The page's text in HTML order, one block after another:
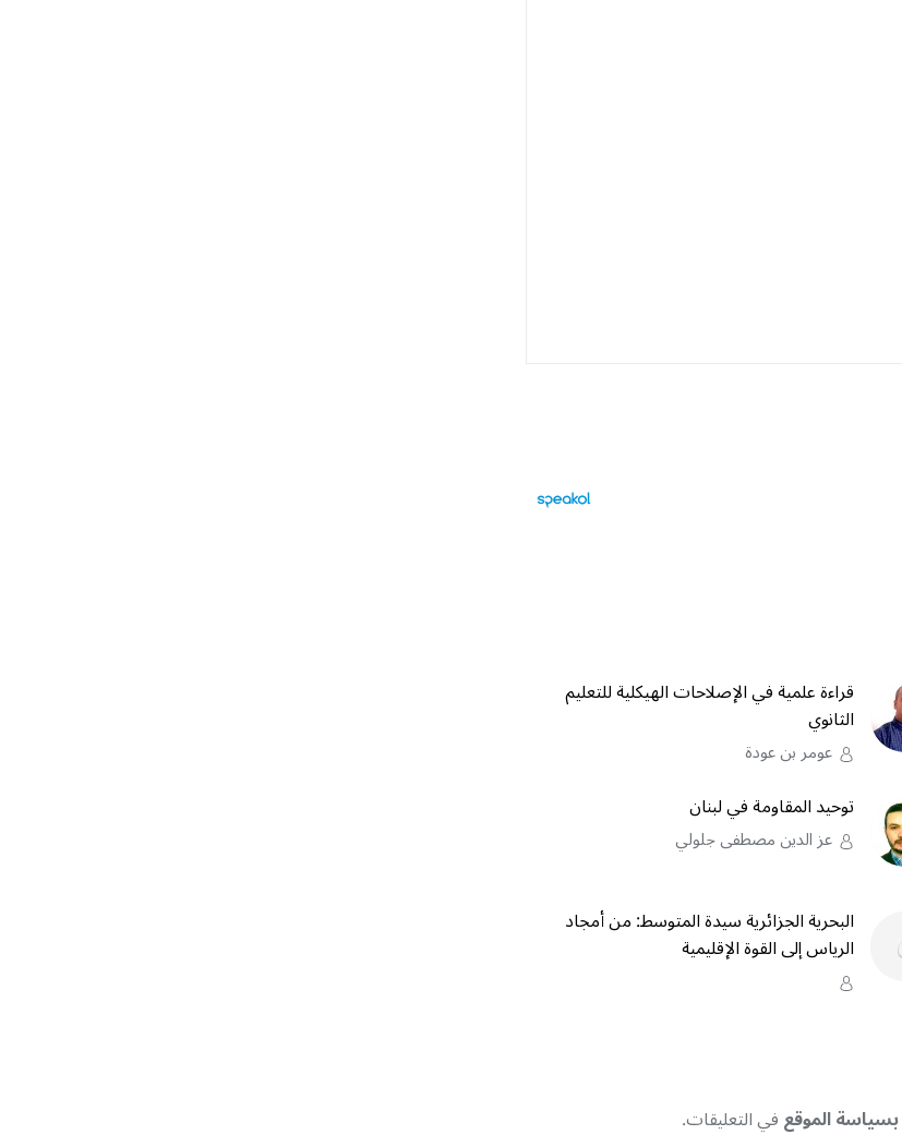
قراءة علمية في الإصلاحات الهيكلية للتعليم
الثانوي
عومر بن عودة
توحيد المقاومة في لبنان
عز الدين مصطفى جلولي
البحرية الجزائرية سيدة المتوسط: من أمجاد
الرياس إلى القوة الإقليمية
بسياسة الموقعفي التعليقات.